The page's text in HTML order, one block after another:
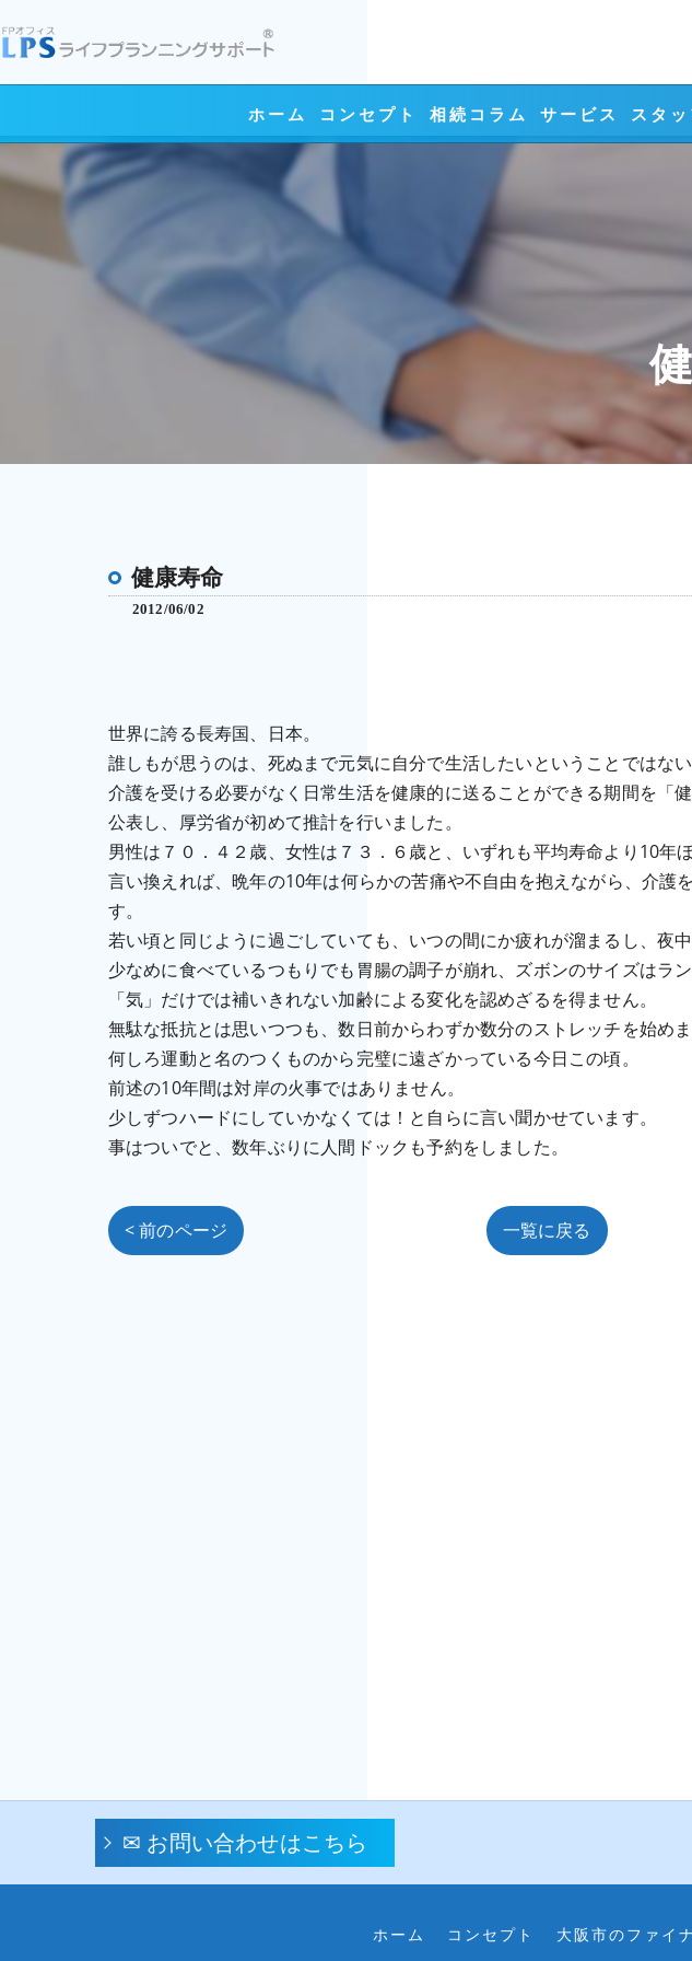
ホーム コンセプト 相続コラム サービス スタッ
健康寿命
2012/06/02
世界に誇る長寿国、日本。
誰しもが思うのは、死ぬまで元気に自分で生活したいということではない
介護を受ける必要がなく日常生活を健康的に送ることができる期間を「
公表し、厚労省が初めて推計を行いました。
男性は７０．４２歳、女性は７３．６歳と、いずれも平均寿命より10年ほ
言い換えれば、晩年の10年は何らかの苦痛や不自由を抱えながら、介護
す。
若い頃と同じように過ごしていても、いつの間にか疲れが溜まるし、夜中
少なめに食べているつもりでも胃腸の調子が崩れ、ズボンのサイズはラ
「気」だけでは補いきれない加齢による変化を認めざるを得ません。
無駄な抵抗とは思いつつも、数日前からわずか数分のストレッチを始めま
何しろ運動と名のつくものから完璧に遠ざかっている今日この頃。
前述の10年間は対岸の火事ではありません。
少しずつハードにしていかなくては！と自らに言い聞かせています。
事はついでと、数年ぶりに人間ドックも予約をしました。
< 前のページ 一覧に戻る
✉ お問い合わせはこちら
ホーム コンセプト 大阪市のファイ